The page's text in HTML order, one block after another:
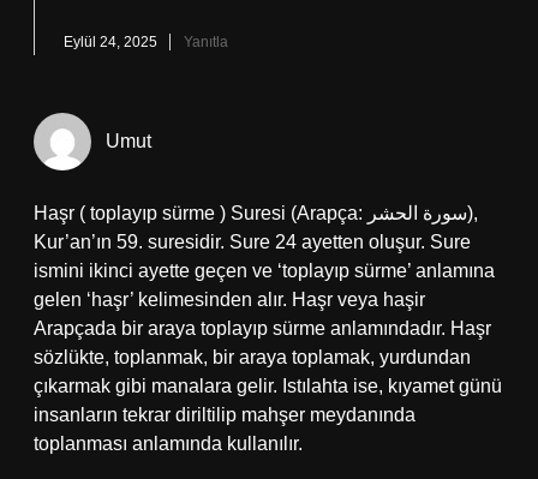
Eylül 24, 2025 Yanıtla
Umut
Haşr ( toplayıp sürme ) Suresi (Arapça: سورة الحشر),
Kur’an’ın 59. suresidir. Sure 24 ayetten oluşur. Sure
ismini ikinci ayette geçen ve ‘toplayıp sürme’ anlamına
gelen ‘haşr’ kelimesinden alır. Haşr veya haşir
Arapçada bir araya toplayıp sürme anlamındadır. Haşr
sözlükte, toplanmak, bir araya toplamak, yurdundan
çıkarmak gibi manalara gelir. Istılahta ise, kıyamet günü
insanların tekrar diriltilip mahşer meydanında
toplanması anlamında kullanılır.